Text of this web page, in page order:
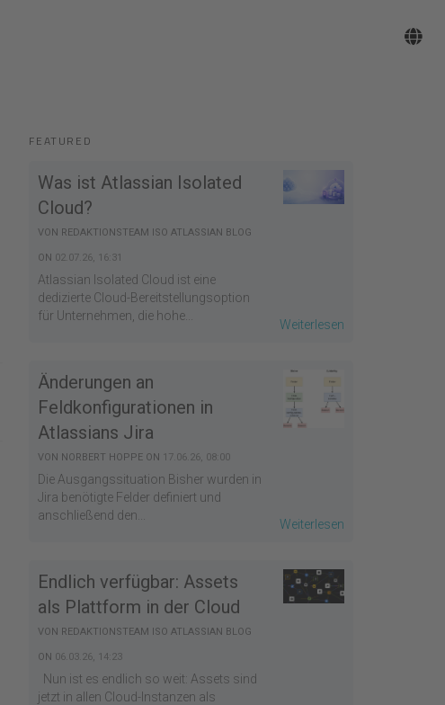
FEATURED
Was ist Atlassian Isolated
Cloud?
VON REDAKTIONSTEAM ISO ATLASSIAN BLOG
ON 02.07.26, 16:31
Atlassian Isolated Cloud ist eine
dedizierte Cloud-Bereitstellungsoption
für Unternehmen, die hohe...
Weiterlesen
Änderungen an
Feldkonfigurationen in
Atlassians Jira
VON NORBERT HOPPE ON 17.06.26, 08:00
Die Ausgangssituation Bisher wurden in
Jira benötigte Felder definiert und
anschließend den...
Weiterlesen
Endlich verfügbar: Assets
als Plattform in der Cloud
VON REDAKTIONSTEAM ISO ATLASSIAN BLOG
ON 06.03.26, 14:23
Nun ist es endlich so weit: Assets sind
jetzt in allen Cloud-Instanzen als